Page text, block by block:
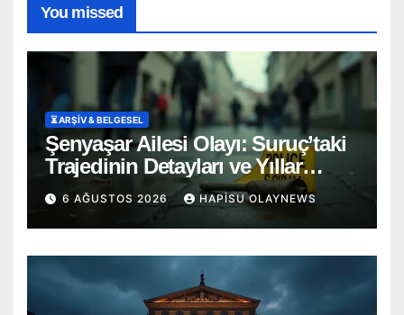
You missed
⏳ ARŞİV & BELGESEL
Şenyaşar Ailesi Olayı: Suruç’taki
Trajedinin Detayları ve Yıllar
Süren Adalet Mücadelesi
6 AĞUSTOS 2026 HAPISU OLAYNEWS